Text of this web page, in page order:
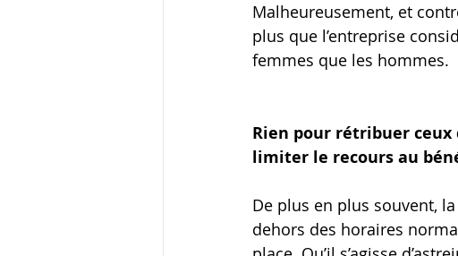
Malheureusement, et
plus que l’entreprise
femmes que les hommes.
Rien pour rétribuer
limiter le recours au
De plus en plus souvent,
dehors des horaires